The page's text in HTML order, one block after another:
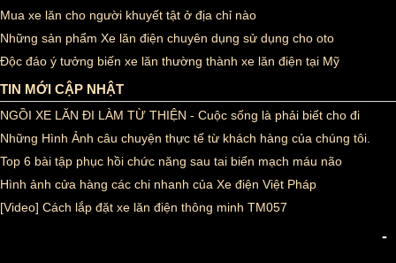
Mua xe lăn cho người khuyết tật ở địa chỉ nào
Những sản phẩm Xe lăn điện chuyên dụng sử dụng cho oto
Độc đáo ý tưởng biến xe lăn thường thành xe lăn điện tại Mỹ
TIN MỚI CẬP NHẬT
NGỒI XE LĂN ĐI LÀM TỪ THIỆN - Cuộc sống là phải biết cho đi
Những Hình Ảnh câu chuyện thực tế từ khách hàng của chúng tôi.
Top 6 bài tập phục hồi chức năng sau tai biến mạch máu não
Hình ảnh cửa hàng các chi nhanh của Xe điện Việt Pháp
[Video] Cách lắp đặt xe lăn điện thông minh TM057
-